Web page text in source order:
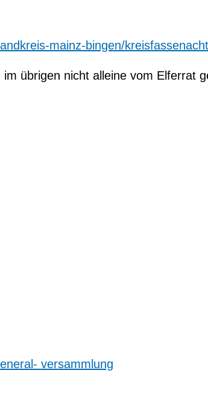
mainz-bingen/
übrigen nicht alleine vom Elferrat
versammlung